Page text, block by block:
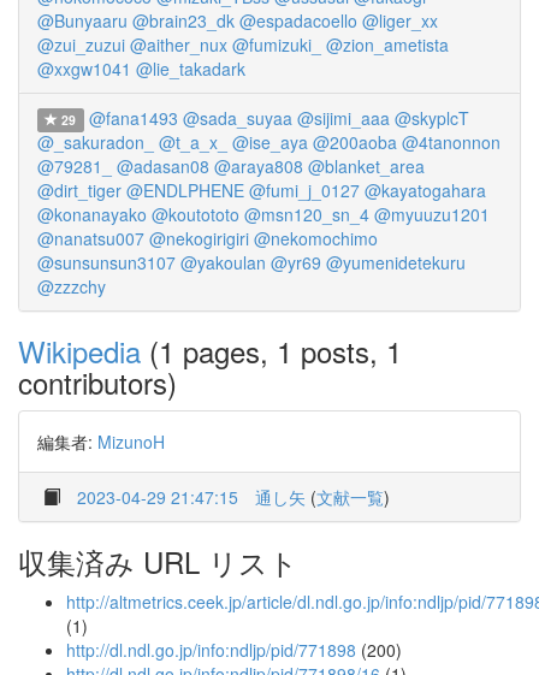
@Bunyaaru @brain23_dk @espadacoello @liger_xx
@zui_zuzui @aither_nux @fumizuki_ @zion_ametista
@xxgw1041 @lie_takadark
29 @fana1493 @sada_suyaa @sijimi_aaa @skyplcT
@_sakuradon_
@t_a_x_ @ise_aya @200aoba @4tanonnon
@79281_
@adasan08 @araya808 @blanket_area
@dirt_tiger @ENDLPHENE @fumi_j_0127 @kayatogahara
@konanayako @koutototo @msn120_sn_4 @myuuzu1201
@nanatsu007 @nekogirigiri @nekomochimo
@sunsunsun3107 @yakoulan @yr69 @yumenidetekuru
@zzzchy
Wikipedia (1 pages, 1 posts, 1
contributors)
編集者: MizunoH
2023-04-29 21:47:15 通し矢 (文献一覧)
収集済み URL リスト
http://altmetrics.ceek.jp/article/dl.ndl.go.jp/info:ndljp/pid/
(1)
http://dl.ndl.go.jp/info:ndljp/pid/771898 (200)